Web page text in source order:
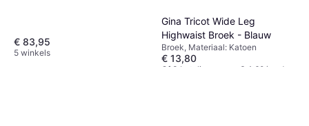
€ 83,95
5 winkels
Gina Tricot Wide Leg
Highwaist Broek - Blauw
Broek, Materiaal: Katoen
€ 13,80
Of 3 betalingen van € 4,60/mnd.